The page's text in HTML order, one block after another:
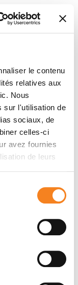
le contenu
relatives aux
Nous
sur l'utilisation de
sociaux, de
celles-ci
avez fournies
de leurs